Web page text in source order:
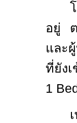
อยู่
และ
ที่ยังเ
1